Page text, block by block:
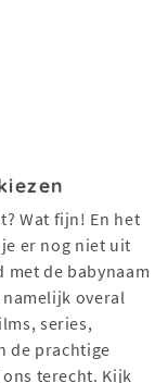
Wat fijn! En het
er nog niet uit
met de babynaam
overal
series,
de prachtige
terecht. Kijk